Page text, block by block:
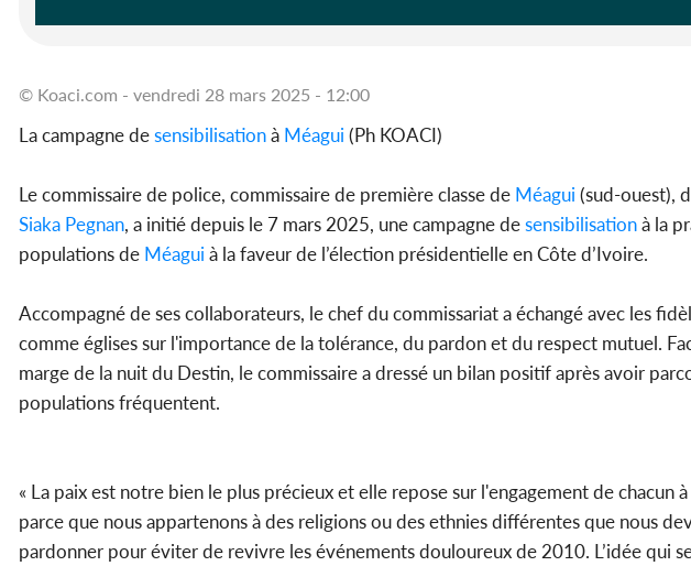
© Koaci.com - vendredi 28 mars 2025 - 12:00
La campagne desensibilisationà Méagui (Ph KOACI)
Le commissaire de police, commissaire de première classe de Méagui (sud-ouest),
Siaka Pegnan, a initié depuis le 7 mars 2025, une campagne desensibilisationà la
populations de Méagui à la faveur de l’élection présidentielle en Côte d’Ivoire.
Accompagné de ses collaborateurs, le chef du commissariat a échangé avec les
comme églises sur l'importance de la tolérance, du pardon et du respect mutuel.
marge de la nuit du Destin, le commissaire a dressé un bilan positif après avoir
populations fréquentent.
« La paix est notre bien le plus précieux et elle repose sur l'engagement de chacun
parce que nous appartenons à des religions ou des ethnies différentes que nous
pardonner pour éviter de revivre les événements douloureux de 2010. L’idée qui